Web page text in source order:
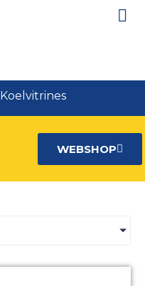
Koelvitrines
WEBSHOP